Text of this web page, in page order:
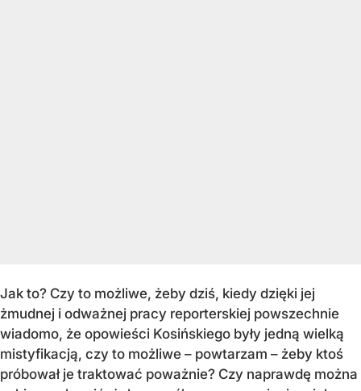
Jak to? Czy to możliwe, żeby dziś, kiedy dzięki jej
żmudnej i odważnej pracy reporterskiej powszechnie
wiadomo, że opowieści Kosińskiego były jedną wielką
mistyfikacją, czy to możliwe – powtarzam – żeby ktoś
próbował je traktować poważnie? Czy naprawdę można